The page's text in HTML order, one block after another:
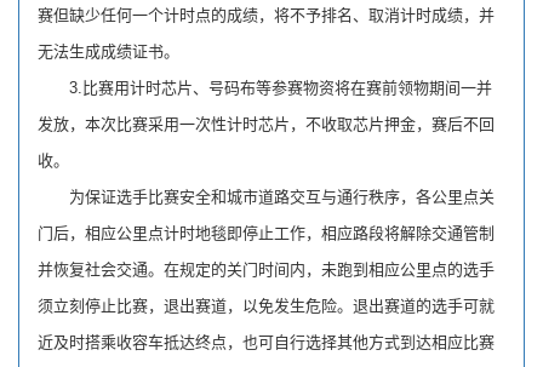
赛但缺少任何一个计时点的成绩，将不予排名、取消计时成绩，并
无法生成成绩证书。
3.比赛用计时芯片、号码布等参赛物资将在赛前领物期间一并
发放，本次比赛采用一次性计时芯片，不收取芯片押金，赛后不回
收。
为保证选手比赛安全和城市道路交互与通行秩序，各公里点关
门后，相应公里点计时地毯即停止工作，相应路段将解除交通管制
并恢复社会交通。在规定的关门时间内，未跑到相应公里点的选手
须立刻停止比赛，退出赛道，以免发生危险。退出赛道的选手可就
近及时搭乘收容车抵达终点，也可自行选择其他方式到达相应比赛